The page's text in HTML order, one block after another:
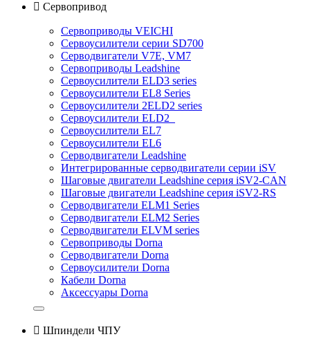
 Сервопривод
Сервоприводы VEICHI
Сервоусилители серии SD700
Серводвигатели V7E, VM7
Сервоприводы Leadshine
Сервоусилители ELD3 series
Сервоусилители EL8 Series
Сервоусилители 2ELD2 series
Сервоусилители ELD2
Сервоусилители EL7
Сервоусилители EL6
Серводвигатели Leadshine
Интегрированные серводвигатели серии iSV
Шаговые двигатели Leadshine серия iSV2-CAN
Шаговые двигатели Leadshine серия iSV2-RS
Серводвигатели ELM1 Series
Серводвигатели ELM2 Series
Серводвигатели ELVM series
Сервоприводы Dorna
Серводвигатели Dorna
Сервоусилители Dorna
Кабели Dorna
Аксессуары Dorna
 Шпиндели ЧПУ